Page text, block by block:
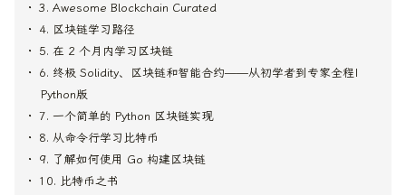
3. Awesome Blockchain Curated
4. 区块链学习路径
5. 在 2 个月内学习区块链
6. 终极 Solidity、区块链和智能合约——从初学者到专家全程|
Python版
7. 一个简单的 Python 区块链实现
8. 从命令行学习比特币
9. 了解如何使用 Go 构建区块链
10. 比特币之书